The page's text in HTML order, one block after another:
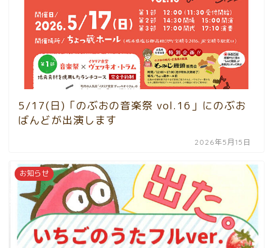
5/17(日)「のぶおの音楽祭 vol.16」にのぶお
ばんどが出演します
2026年5月15日
お知らせ